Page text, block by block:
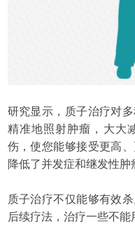
研究显示，质子治疗对
精准地照射肿瘤，大大
伤，使您能够接受更高
降低了并发症和继发性肿
质子治疗不仅能够有效
后续疗法，治疗一些不能